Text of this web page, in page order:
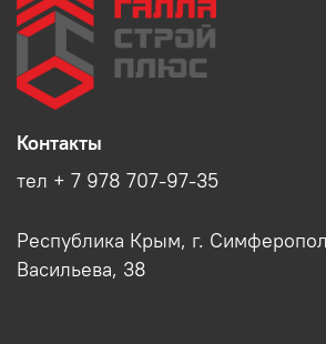
Контакты
тел + 7 978 707-97-35
Республика Крым, г.
Васильева, 38